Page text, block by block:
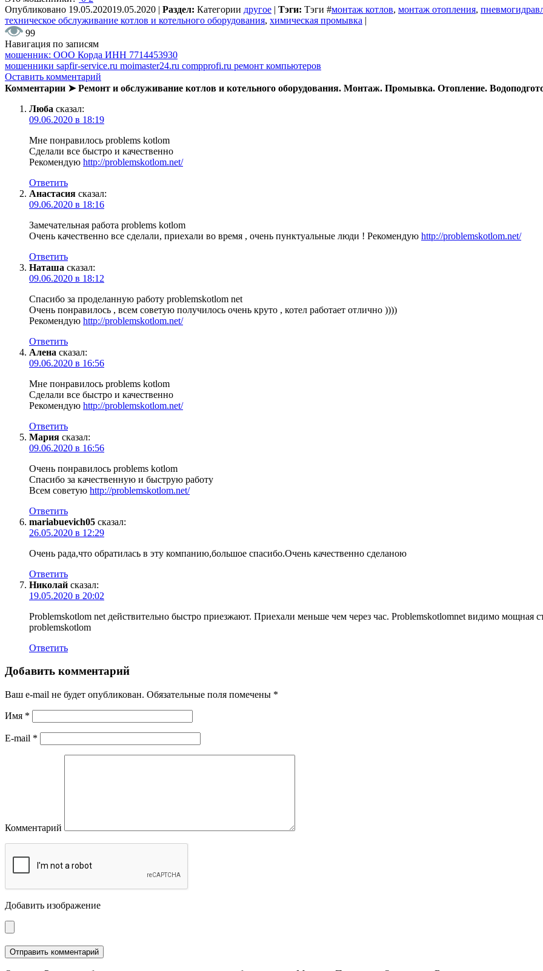
Опубликовано 19.05.202019.05.2020 | Раздел: Категории другое | Тэги: Тэги #монтаж котлов, монтаж отопления,
техническое обслуживание котлов и котельного оборудования, химическая промывка |
99
Навигация по записям
мошенник: ООО Корда ИНН 7714453930
мошенники sapfir-service.ru moimaster24.ru compprofi.ru ремонт компьютеров
Оставить комментарий
Комментарии ➤ Ремонт и обслуживание котлов и котельного оборудования. Монтаж. Промывка. Отопление.
Люба сказал:
09.06.2020 в 18:19
Мне понравилось problems kotlom
Сделали все быстро и качественно
Рекомендую http://problemskotlom.net/
Ответить
Анастасия сказал:
09.06.2020 в 18:16
Замечательная работа problems kotlom
Очень качественно все сделали, приехали во время , очень пунктуальные люди ! Рекомендую http://problemskotlom.net/
Ответить
Наташа сказал:
09.06.2020 в 18:12
Спасибо за проделанную работу problemskotlom net
Очень понравилось , всем советую получилось очень круто , котел работает отлично ))))
Рекомендую http://problemskotlom.net/
Ответить
Алена сказал:
09.06.2020 в 16:56
Мне понравилось problems kotlom
Сделали все быстро и качественно
Рекомендую http://problemskotlom.net/
Ответить
Мария сказал:
09.06.2020 в 16:56
Очень понравилось problems kotlom
Спасибо за качественную и быструю работу
Всем советую http://problemskotlom.net/
Ответить
mariabuevich05 сказал:
26.05.2020 в 12:29
Очень рада,что обратилась в эту компанию,большое спасибо.Очень качественно сделаною
Ответить
Николай сказал:
19.05.2020 в 20:02
Problemskotlom net действительно быстро приезжают. Приехали меньше чем через час. Problemskotlomnet видимо мощная
problemskotlom
Ответить
Добавить комментарий
Ваш e-mail не будет опубликован. Обязательные поля помечены *
Имя *
E-mail *
Комментарий
Добавить изображение